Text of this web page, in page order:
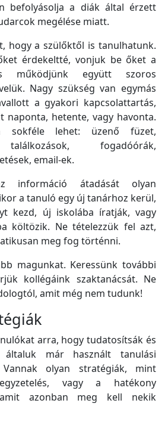
befolyásolja a diák által érzett
megélése miatt.
hogy a szülőktől is tanulhatunk.
érdekeltté, vonjuk be őket a
működjünk együtt szoros
Nagy szükség van egymás
a gyakori kapcsolattartás,
naponta, hetente, vagy havonta.
sokféle lehet: üzenő füzet,
fogadóórák,
email-ek.
információ átadását olyan
a tanuló egy új tanárhoz kerül,
kezd, új iskolába íratják, vagy
költözik. Ne tételezzük fel azt,
meg fog történni.
magunkat. Keressünk további
kollégáink szaktanácsát. Ne
amit még nem tudunk!
arra, hogy tudatosítsák és
általuk már használt tanulási
Vannak olyan stratégiák, mint
vagy a hatékony
amit azonban meg kell nekik